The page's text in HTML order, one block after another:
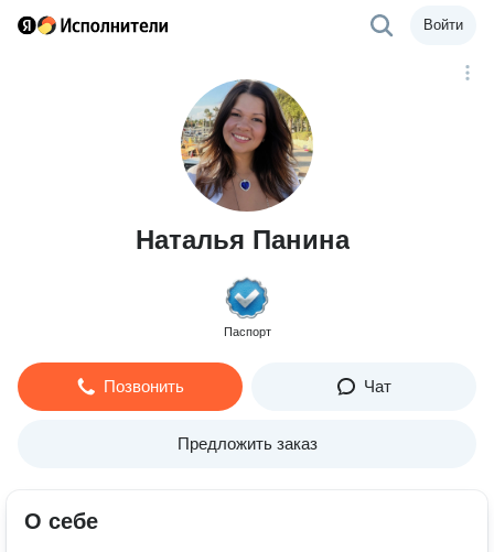
Войти
Наталья Панина
Паспорт
Позвонить Чат
Предложить заказ
О себе